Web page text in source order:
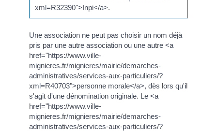
xml=R32390">Inpi</a>.
Une association ne peut pas choisir un nom déjà
pris par une autre association ou une autre <a
href="https://www.ville-
mignieres.fr/mignieres/mairie/demarches-
administratives/services-aux-particuliers/?
xml=R40703">personne morale</a>, dès lors qu'il
s'agit d'une dénomination originale. Le <a
href="https://www.ville-
mignieres.fr/mignieres/mairie/demarches-
administratives/services-aux-particuliers/?